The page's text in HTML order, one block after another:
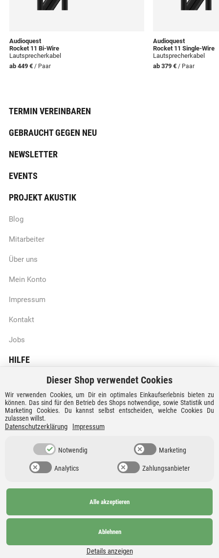
Audioquest
Rocket 11 Bi-Wire
Lautsprecherkabel
ab 449 € / Paar
Audioquest
Rocket 11 Single-Wire
Lautsprecherkabel
ab 379 € / Paar
TERMIN VEREINBAREN
GEBRAUCHT GEGEN NEU
NEWSLETTER
EVENTS
PROJEKT AKUSTIK
Blog
Mitarbeiter
Über uns
Mein Konto
Impressum
Kontakt
Jobs
HILFE
Batteriegesetzhinweise
Vertrag widerrufen
Versandkosten und Lieferzeiten
Zahlungsarten
Widerrufsrecht
Datenschutz
versandkostenfrei nach
Dieser Shop verwendet Cookies
Wir verwenden Cookies, um Dir ein optimales Einkaufserlebnis bieten zu
können. Das sind für den Betrieb des Shops notwendige, sowie Statistik und
Marketing Cookies. Du kannst selbst entscheiden, welche Cookies Du
zulassen willst.
Datenschutzerklärung Impressum
Notwendig Marketing
Analytics Zahlungsanbieter
Alle akzeptieren
Ablehnen
Details anzeigen